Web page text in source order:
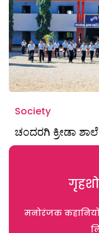
Society
ಚಂದರಗಿ ಕ್ರೀಡಾ ಶಾಲೆ
मनोरंजक